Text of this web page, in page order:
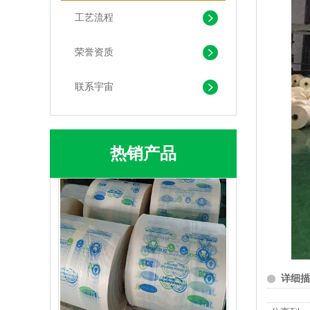
工艺流程
荣誉资质
联系宇宙
热销产品
生物降解快递袋 内黑外白三层共挤物流袋
详细